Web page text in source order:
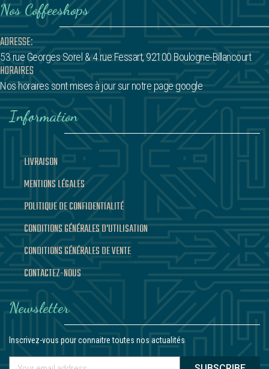
Nos Coffeeshops
ADRESSE:
53 rue Georges Sorel & 4 rue Fessart, 92100 Boulogne-Billancourt
HORAIRES
Nos horaires sont mises à jour sur notre page google
Information
LIVRAISON
MENTIONS LÉGALES
POLITIQUE DE CONFIDENTIALITÉ
CONDITIONS GÉNÉRALES D'UTILISATION
CONDITIONS GÉNÉRALES DE VENTE
CONTACTEZ-NOUS
Newsletter
Inscrivez-vous pour connaitre toutes nos actualités